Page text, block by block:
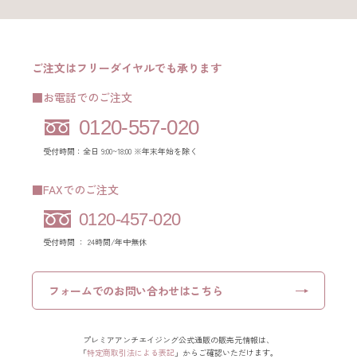
ご注文はフリーダイヤルでも承ります
■お電話でのご注文
0120-557-020
受付時間：全日 9:00~18:00 ※年末年始を除く
■FAXでのご注文
0120-457-020
受付時間 ： 24時間/年中無休
フォームでのお問い合わせはこちら
プレミアアンチエイジング公式通販の販売元情報は、
「特定商取引法による表記 」からご確認いただけます。